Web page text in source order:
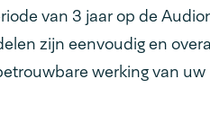
van 3 jaar op de
zijn eenvoudig en
werking van